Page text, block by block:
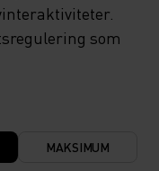
som
MAKSIMUM